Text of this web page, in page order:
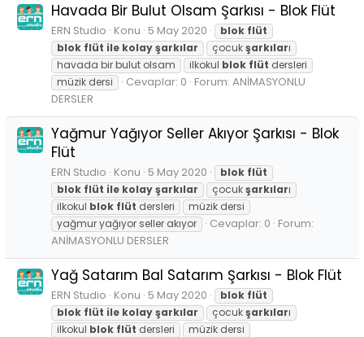
Havada Bir Bulut Olsam Şarkısı - Blok Flüt
ERN Studio Konu 5 May 2020 blok flüt
blok flüt ile kolayşarkılar çocukşarkıları
havada bir bulut olsam
ilkokul blok flüt dersleri
müzik dersi
Cevaplar: 0 Forum: ANİMASYONLU
DERSLER
Yağmur Yağıyor Seller Akıyor Şarkısı - Blok
Flüt
ERN Studio Konu 5 May 2020 blok flüt
blok flüt ile kolayşarkılar çocukşarkıları
ilkokul blok flüt dersleri
müzik dersi
yağmur yağıyor seller akıyor
Cevaplar: 0 Forum:
ANİMASYONLU DERSLER
Yağ Satarım Bal Satarım Şarkısı - Blok Flüt
ERN Studio Konu 5 May 2020 blok flüt
blok flüt ile kolayşarkılar çocukşarkıları
ilkokul blok flüt dersleri
müzik dersi